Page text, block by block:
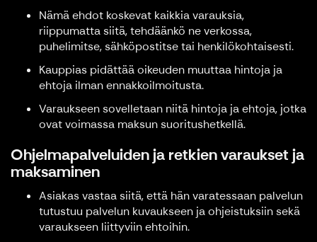
Nämä ehdot koskevat kaikkia varauksia,
riippumatta siitä, tehdäänkö ne verkossa,
puhelimitse, sähköpostitse tai henkilökohtaisesti.
Kauppias pidättää oikeuden muuttaa hintoja ja
ehtoja ilman ennakkoilmoitusta.
Varaukseen sovelletaan niitä hintoja ja ehtoja, jotka
ovat voimassa maksun suoritushetkellä.
Ohjelmapalveluiden ja retkien varaukset ja
maksaminen
Asiakas vastaa siitä, että hän varatessaan palvelun
tutustuu palvelun kuvaukseen ja ohjeistuksiin sekä
varaukseen liittyviin ehtoihin.